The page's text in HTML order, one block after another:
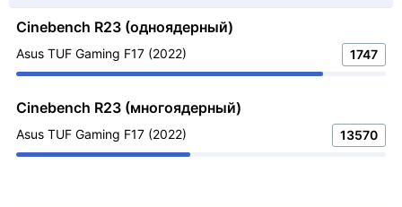
Cinebench R23 (одноядерный)
Asus TUF Gaming F17 (2022) 1747
Cinebench R23 (многоядерный)
Asus TUF Gaming F17 (2022) 13570